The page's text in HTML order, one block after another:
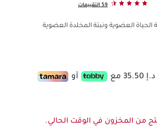
59 التقييمات
العضوية ونبتة المخلدة العضوية
أو
من المخزون في الوقت الحالي.